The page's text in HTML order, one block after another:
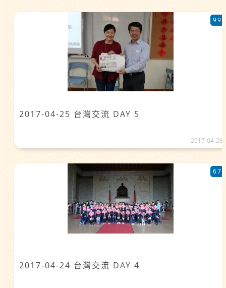
校園相簿
2017-04-25 台灣交流 DAY 5
99
2017-04-28
2017-04-24 台灣交流 DAY 4
67